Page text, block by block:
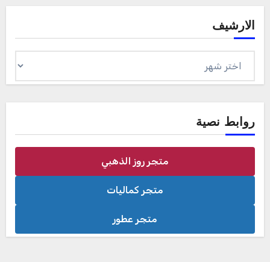
الارشيف
روابط نصية
متجر روز الذهبي
متجر كماليات
متجر عطور